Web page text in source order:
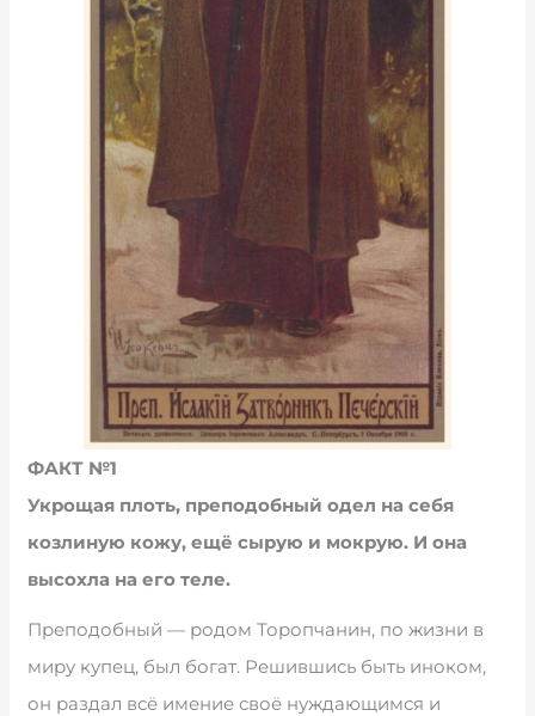
ФАКТ №1
Укрощая плоть, преподобный одел на себя
козлиную кожу, ещё сырую и мокрую. И она
высохла на его теле.
Преподобный — родом Торопчанин, по жизни в
миру купец, был богат. Решившись быть иноком,
он раздал всё имение своё нуждающимся и